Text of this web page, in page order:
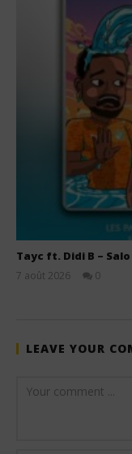
Tayc ft. Didi B –
7 août 2026
0
LEAVE YOUR